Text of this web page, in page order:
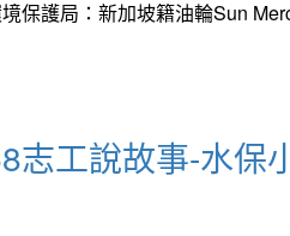
保護局：新加坡籍油輪Sun
志工說故事-水